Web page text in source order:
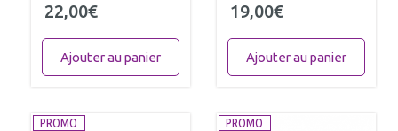
22,00€
Ajouter au panier
19,00€
Ajouter au panier
PROMO
PROMO